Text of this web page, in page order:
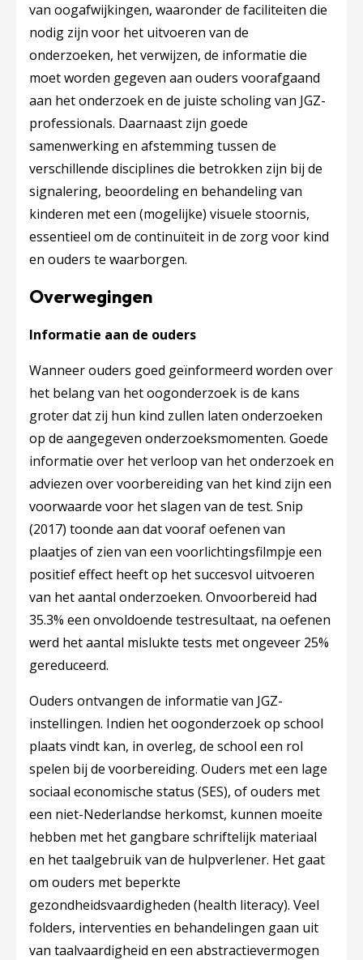
van oogafwijkingen, waaronder de faciliteiten die
nodig zijn voor het uitvoeren van de
onderzoeken, het verwijzen, de informatie die
moet worden gegeven aan ouders voorafgaand
aan het onderzoek en de juiste scholing van JGZ-
professionals. Daarnaast zijn goede
samenwerking en afstemming tussen de
verschillende disciplines die betrokken zijn bij de
signalering, beoordeling en behandeling van
kinderen met een (mogelijke) visuele stoornis,
essentieel om de continuïteit in de zorg voor kind
en ouders te waarborgen.
Overwegingen
Informatie aan de ouders
Wanneer ouders goed geïnformeerd worden over
het belang van het oogonderzoek is de kans
groter dat zij hun kind zullen laten onderzoeken
op de aangegeven onderzoeksmomenten. Goede
informatie over het verloop van het onderzoek en
adviezen over voorbereiding van het kind zijn een
voorwaarde voor het slagen van de test. Snip
(2017) toonde aan dat vooraf oefenen van
plaatjes of zien van een voorlichtingsfilmpje een
positief effect heeft op het succesvol uitvoeren
van het aantal onderzoeken. Onvoorbereid had
35.3% een onvoldoende testresultaat, na oefenen
werd het aantal mislukte tests met ongeveer 25%
gereduceerd.
Ouders ontvangen de informatie van JGZ-
instellingen. Indien het oogonderzoek op school
plaats vindt kan, in overleg, de school een rol
spelen bij de voorbereiding. Ouders met een lage
sociaal economische status (SES), of ouders met
een niet-Nederlandse herkomst, kunnen moeite
hebben met het gangbare schriftelijk materiaal
en het taalgebruik van de hulpverlener. Het gaat
om ouders met beperkte
gezondheidsvaardigheden (health literacy). Veel
folders, interventies en behandelingen gaan uit
van taalvaardigheid en een abstractievermogen